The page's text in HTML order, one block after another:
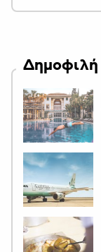
Δημοφιλή